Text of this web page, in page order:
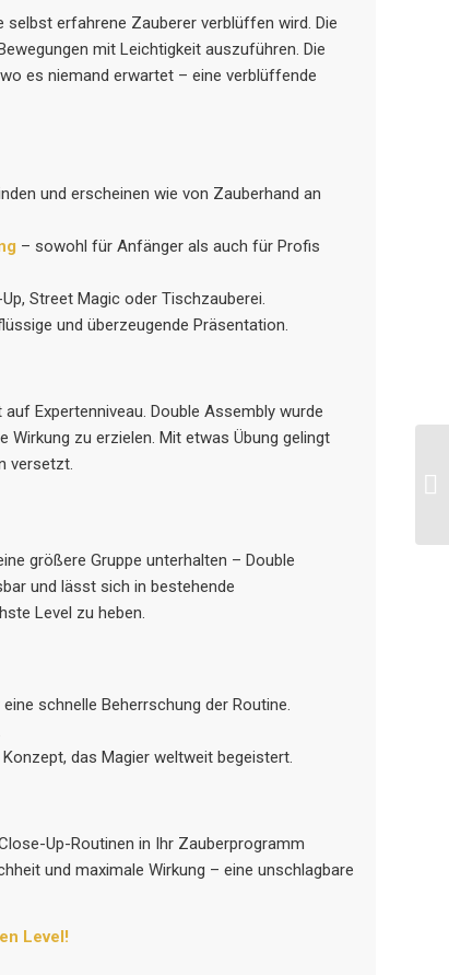
erfahrene Zauberer verblüffen wird. Die
mit Leichtigkeit auszuführen. Die
es niemand erwartet – eine verblüffende
und erscheinen wie von Zauberhand an
– sowohl für Anfänger als auch für Profis
Street Magic oder Tischzauberei.
und überzeugende Präsentation.
Expertenniveau. Double Assembly wurde
zu erzielen. Mit etwas Übung gelingt
versetzt.
größere Gruppe unterhalten – Double
und lässt sich in bestehende
Level zu heben.
schnelle Beherrschung der Routine.
das Magier weltweit begeistert.
Up-Routinen in Ihr Zauberprogramm
und maximale Wirkung – eine unschlagbare
Level!